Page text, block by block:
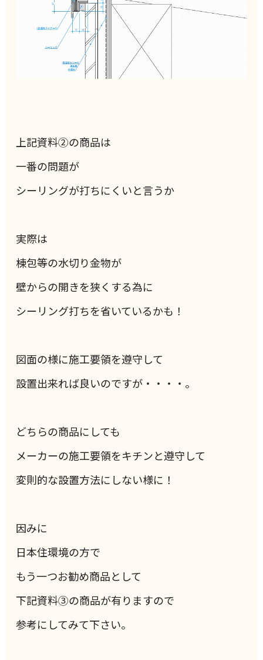
上記資料②の商品は
一番の問題が
シーリングが打ちにくいと言うか
実際は
棟包等の水切り金物が
壁からの開きを狭くする為に
シーリング打ちを省いているかも！
図面の様に施工要領を遵守して
設置出来れば良いのですが・・・・。
どちらの商品にしても
メーカーの施工要領をキチンと遵守して
変則的な設置方法にしない様に！
因みに
日本住環境の方で
もう一つお勧め商品として
下記資料③の商品が有りますので
参考にしてみて下さい。